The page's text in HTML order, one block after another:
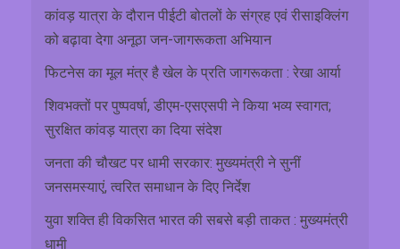
कांवड़ यात्रा के दौरान पीईटी बोतलों के संग्रह एवं रीसाइक्लिंग
को बढ़ावा देगा अनूठा जन-जागरूकता अभियान
फिटनेस का मूल मंत्र है खेल के प्रति जागरूकता : रेखा आर्या
शिवभक्तों पर पुष्पवर्षा, डीएम-एसएसपी ने किया भव्य स्वागत;
सुरक्षित कांवड़ यात्रा का दिया संदेश
जनता की चौखट पर धामी सरकार: मुख्यमंत्री ने सुनीं
जनसमस्याएं, त्वरित समाधान के दिए निर्देश
युवा शक्ति ही विकसित भारत की सबसे बड़ी ताकत : मुख्यमंत्री
धामी